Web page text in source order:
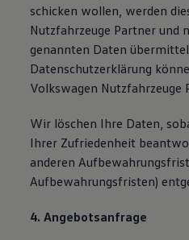
schicken wollen, werden
Nutzfahrzeuge Partner und
genannten Daten
Datenschutzerklärung
Volkswagen Nutzfahrzeuge
Wir löschen Ihre Daten,
Ihrer Zufriedenheit
anderen
Aufbewahrungsfristen)
4. Angebotsanfrage